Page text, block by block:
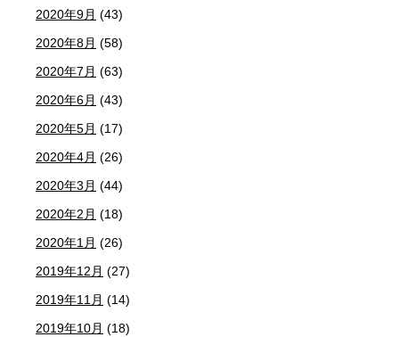
2020年9月 (43)
2020年8月 (58)
2020年7月 (63)
2020年6月 (43)
2020年5月 (17)
2020年4月 (26)
2020年3月 (44)
2020年2月 (18)
2020年1月 (26)
2019年12月 (27)
2019年11月 (14)
2019年10月 (18)